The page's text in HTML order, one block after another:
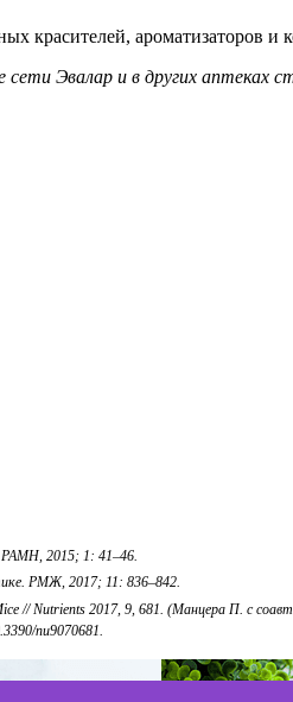
красителей, ароматизаторов и
Эвалар и в других аптеках
РАМН, 2015; 1: 41–46.
РМЖ, 2017; 11: 836–842.
// Nutrients 2017, 9, 681. (Манцера П. с
nu9070681.